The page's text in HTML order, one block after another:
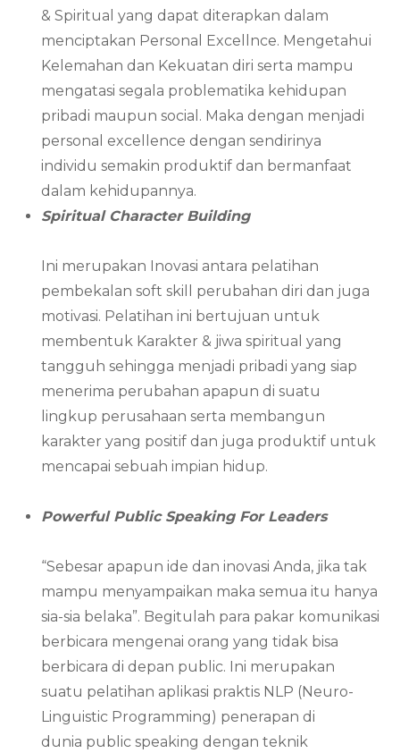
& Spiritual yang dapat diterapkan dalam
menciptakan Personal Excellnce. Mengetahui
Kelemahan dan Kekuatan diri serta mampu
mengatasi segala problematika kehidupan
pribadi maupun social. Maka dengan menjadi
personal excellence dengan sendirinya
individu semakin produktif dan bermanfaat
dalam kehidupannya.
Spiritual Character Building
Ini merupakan Inovasi antara pelatihan
pembekalan soft skill perubahan diri dan juga
motivasi. Pelatihan ini bertujuan untuk
membentuk Karakter & jiwa spiritual yang
tangguh sehingga menjadi pribadi yang siap
menerima perubahan apapun di suatu
lingkup perusahaan serta membangun
karakter yang positif dan juga produktif untuk
mencapai sebuah impian hidup.
Powerful Public Speaking For Leaders
“Sebesar apapun ide dan inovasi Anda, jika tak
mampu menyampaikan maka semua itu hanya
sia-sia belaka”. Begitulah para pakar komunikasi
berbicara mengenai orang yang tidak bisa
berbicara di depan public. Ini merupakan
suatu pelatihan aplikasi praktis NLP (Neuro-
Linguistic Programming) penerapan di
dunia public speaking dengan teknik